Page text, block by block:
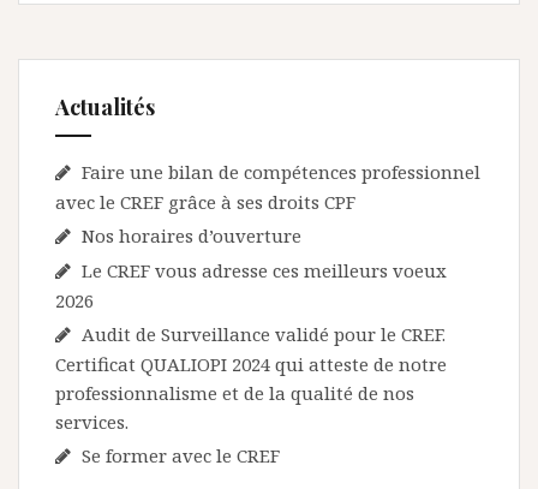
a
r
Actualités
Faire une bilan de compétences professionnel
avec le CREF grâce à ses droits CPF
Nos horaires d’ouverture
Le CREF vous adresse ces meilleurs voeux
2026
Audit de Surveillance validé pour le CREF.
Certificat QUALIOPI 2024 qui atteste de notre
professionnalisme et de la qualité de nos
services.
Se former avec le CREF